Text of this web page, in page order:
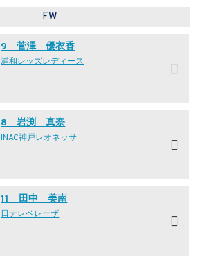
FW
9 菅澤 優衣香
浦和レッズレディース
8 岩渕 真奈
INAC神戸レオネッサ
11 田中 美南
日テレ·ベレーザ